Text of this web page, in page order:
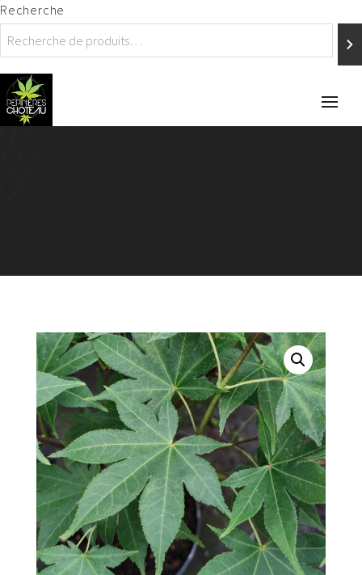
Recherche